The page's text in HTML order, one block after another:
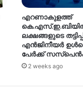
എറണാകുളത്ത്
ലക്ഷങ്ങളുടെ
എൻജിനീയർ
പേർക്ക്
2 weeks ago